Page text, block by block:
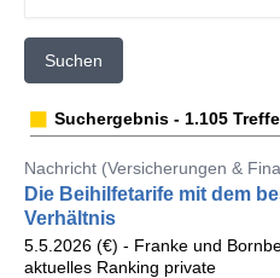
Suchen
Suchergebnis - 1.105
Nachricht (Versicherungen &
Die Beihilfetarife mit dem
Verhältnis
5.5.2026 (€) - Franke und
aktuelles Ranking private